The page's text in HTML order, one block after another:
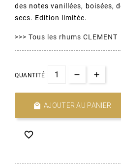
des notes vanillées, boisées,
secs. Edition limitée.
>>> Tous les rhums CLEMENT
QUANTITÉ
 AJOUTER AU PANIER
